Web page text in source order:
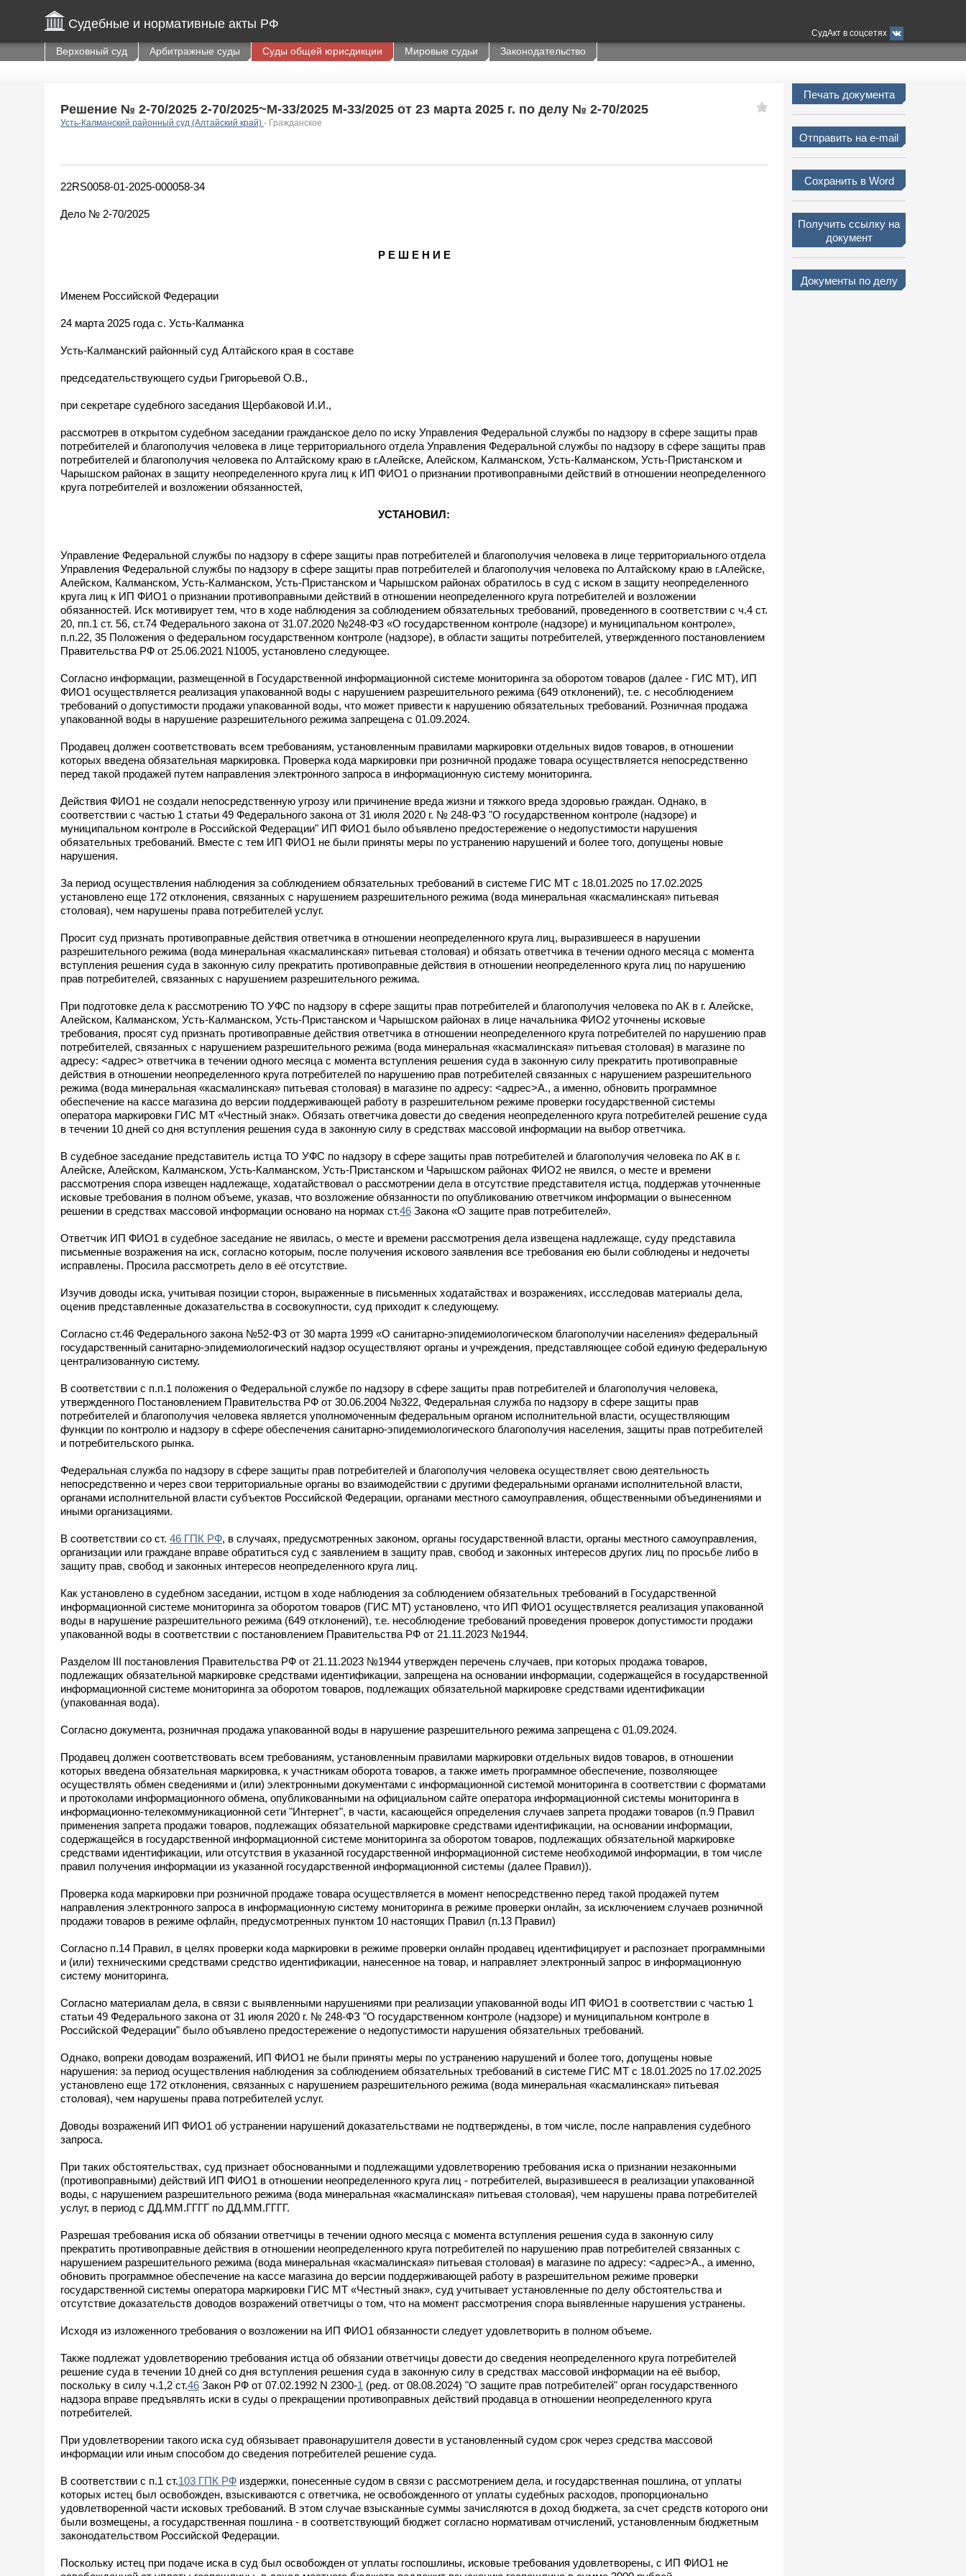
Судебные и нормативные акты РФ
СудАкт в соцсетях
Верховный суд Арбитражные суды Суды общей юрисдикции Мировые судьи Законодательство
Решение № 2-70/2025 2-70/2025~М-33/2025 М-33/2025 от 23 марта 2025 г. по делу № 2-70/2025
Усть-Калманский районный суд (Алтайский край) - Гражданское
22RS0058-01-2025-000058-34
Дело № 2-70/2025
Р Е Ш Е Н И Е
Именем Российской Федерации
24 марта 2025 года с. Усть-Калманка
Усть-Калманский районный суд Алтайского края в составе
председательствующего судьи Григорьевой О.В.,
при секретаре судебного заседания Щербаковой И.И.,
рассмотрев в открытом судебном заседании гражданское дело по иску Управления Федеральной службы по надзору в сфере защиты прав
потребителей и благополучия человека в лице территориального отдела Управления Федеральной службы по надзору в сфере защиты прав
потребителей и благополучия человека по Алтайскому краю в г.Алейске, Алейском, Калманском, Усть-Калманском, Усть-Пристанском и
Чарышском районах в защиту неопределенного круга лиц к ИП ФИО1 о признании противоправными действий в отношении неопределенного
круга потребителей и возложении обязанностей,
УСТАНОВИЛ:
Управление Федеральной службы по надзору в сфере защиты прав потребителей и благополучия человека в лице территориального отдела
Управления Федеральной службы по надзору в сфере защиты прав потребителей и благополучия человека по Алтайскому краю в г.Алейске,
Алейском, Калманском, Усть-Калманском, Усть-Пристанском и Чарышском районах обратилось в суд с иском в защиту неопределенного
круга лиц к ИП ФИО1 о признании противоправными действий в отношении неопределенного круга потребителей и возложении
обязанностей. Иск мотивирует тем, что в ходе наблюдения за соблюдением обязательных требований, проведенного в соответствии с ч.4 ст.
20, пп.1 ст. 56, ст.74 Федерального закона от 31.07.2020 №248-ФЗ «О государственном контроле (надзоре) и муниципальном контроле»,
п.п.22, 35 Положения о федеральном государственном контроле (надзоре), в области защиты потребителей, утвержденного постановлением
Правительства РФ от 25.06.2021 N1005, установлено следующее.
Согласно информации, размещенной в Государственной информационной системе мониторинга за оборотом товаров (далее - ГИС МТ), ИП
ФИО1 осуществляется реализация упакованной воды с нарушением разрешительного режима (649 отклонений), т.е. с несоблюдением
требований о допустимости продажи упакованной воды, что может привести к нарушению обязательных требований. Розничная продажа
упакованной воды в нарушение разрешительного режима запрещена с 01.09.2024.
Продавец должен соответствовать всем требованиям, установленным правилами маркировки отдельных видов товаров, в отношении
которых введена обязательная маркировка. Проверка кода маркировки при розничной продаже товара осуществляется непосредственно
перед такой продажей путем направления электронного запроса в информационную систему мониторинга.
Действия ФИО1 не создали непосредственную угрозу или причинение вреда жизни и тяжкого вреда здоровью граждан. Однако, в
соответствии с частью 1 статьи 49 Федерального закона от 31 июля 2020 г. № 248-ФЗ "О государственном контроле (надзоре) и
муниципальном контроле в Российской Федерации" ИП ФИО1 было объявлено предостережение о недопустимости нарушения
обязательных требований. Вместе с тем ИП ФИО1 не были приняты меры по устранению нарушений и более того, допущены новые
нарушения.
За период осуществления наблюдения за соблюдением обязательных требований в системе ГИС МТ с 18.01.2025 по 17.02.2025
установлено еще 172 отклонения, связанных с нарушением разрешительного режима (вода минеральная «касмалинская» питьевая
столовая), чем нарушены права потребителей услуг.
Просит суд признать противоправные действия ответчика в отношении неопределенного круга лиц, выразившееся в нарушении
разрешительного режима (вода минеральная «касмалинская» питьевая столовая) и обязать ответчика в течении одного месяца с момента
вступления решения суда в законную силу прекратить противоправные действия в отношении неопределенного круга лиц по нарушению
прав потребителей, связанных с нарушением разрешительного режима.
При подготовке дела к рассмотрению ТО УФС по надзору в сфере защиты прав потребителей и благополучия человека по АК в г. Алейске,
Алейском, Калманском, Усть-Калманском, Усть-Пристанском и Чарышском районах в лице начальника ФИО2 уточнены исковые
требования, просят суд признать противоправные действия ответчика в отношении неопределенного круга потребителей по нарушению прав
потребителей, связанных с нарушением разрешительного режима (вода минеральная «касмалинская» питьевая столовая) в магазине по
адресу: <адрес> ответчика в течении одного месяца с момента вступления решения суда в законную силу прекратить противоправные
действия в отношении неопределенного круга потребителей по нарушению прав потребителей связанных с нарушением разрешительного
режима (вода минеральная «касмалинская» питьевая столовая) в магазине по адресу: <адрес>А., а именно, обновить программное
обеспечение на кассе магазина до версии поддерживающей работу в разрешительном режиме проверки государственной системы
оператора маркировки ГИС МТ «Честный знак». Обязать ответчика довести до сведения неопределенного круга потребителей решение суда
в течении 10 дней со дня вступления решения суда в законную силу в средствах массовой информации на выбор ответчика.
В судебное заседание представитель истца ТО УФС по надзору в сфере защиты прав потребителей и благополучия человека по АК в г.
Алейске, Алейском, Калманском, Усть-Калманском, Усть-Пристанском и Чарышском районах ФИО2 не явился, о месте и времени
рассмотрения спора извещен надлежаще, ходатайствовал о рассмотрении дела в отсутствие представителя истца, поддержав уточненные
исковые требования в полном объеме, указав, что возложение обязанности по опубликованию ответчиком информации о вынесенном
решении в средствах массовой информации основано на нормах ст.46 Закона «О защите прав потребителей».
Ответчик ИП ФИО1 в судебное заседание не явилась, о месте и времени рассмотрения дела извещена надлежаще, суду представила
письменные возражения на иск, согласно которым, после получения искового заявления все требования ею были соблюдены и недочеты
исправлены. Просила рассмотреть дело в её отсутствие.
Изучив доводы иска, учитывая позиции сторон, выраженные в письменных ходатайствах и возражениях, иссследовав материалы дела,
оценив представленные доказательства в сосвокупности, суд приходит к следующему.
Согласно ст.46 Федерального закона №52-ФЗ от 30 марта 1999 «О санитарно-эпидемиологическом благополучии населения» федеральный
государственный санитарно-эпидемиологический надзор осуществляют органы и учреждения, представляющее собой единую федеральную
централизованную систему.
В соответствии с п.п.1 положения о Федеральной службе по надзору в сфере защиты прав потребителей и благополучия человека,
утвержденного Постановлением Правительства РФ от 30.06.2004 №322, Федеральная служба по надзору в сфере защиты прав
потребителей и благополучия человека является уполномоченным федеральным органом исполнительной власти, осуществляющим
функции по контролю и надзору в сфере обеспечения санитарно-эпидемиологического благополучия населения, защиты прав потребителей
и потребительского рынка.
Федеральная служба по надзору в сфере защиты прав потребителей и благополучия человека осуществляет свою деятельность
непосредственно и через свои территориальные органы во взаимодействии с другими федеральными органами исполнительной власти,
органами исполнительной власти субъектов Российской Федерации, органами местного самоуправления, общественными объединениями и
иными организациями.
В соответствии со ст. 46 ГПК РФ, в случаях, предусмотренных законом, органы государственной власти, органы местного самоуправления,
организации или граждане вправе обратиться суд с заявлением в защиту прав, свобод и законных интересов других лиц по просьбе либо в
защиту прав, свобод и законных интересов неопределенного круга лиц.
Как установлено в судебном заседании, истцом в ходе наблюдения за соблюдением обязательных требований в Государственной
информационной системе мониторинга за оборотом товаров (ГИС МТ) установлено, что ИП ФИО1 осуществляется реализация упакованной
воды в нарушение разрешительного режима (649 отклонений), т.е. несоблюдение требований проведения проверок допустимости продажи
упакованной воды в соответствии с постановлением Правительства РФ от 21.11.2023 №1944.
Разделом III постановления Правительства РФ от 21.11.2023 №1944 утвержден перечень случаев, при которых продажа товаров,
подлежащих обязательной маркировке средствами идентификации, запрещена на основании информации, содержащейся в государственной
информационной системе мониторинга за оборотом товаров, подлежащих обязательной маркировке средствами идентификации
(упакованная вода).
Согласно документа, розничная продажа упакованной воды в нарушение разрешительного режима запрещена с 01.09.2024.
Продавец должен соответствовать всем требованиям, установленным правилами маркировки отдельных видов товаров, в отношении
которых введена обязательная маркировка, к участникам оборота товаров, а также иметь программное обеспечение, позволяющее
осуществлять обмен сведениями и (или) электронными документами с информационной системой мониторинга в соответствии с форматами
и протоколами информационного обмена, опубликованными на официальном сайте оператора информационной системы мониторинга в
информационно-телекоммуникационной сети "Интернет", в части, касающейся определения случаев запрета продажи товаров (п.9 Правил
применения запрета продажи товаров, подлежащих обязательной маркировке средствами идентификации, на основании информации,
содержащейся в государственной информационной системе мониторинга за оборотом товаров, подлежащих обязательной маркировке
средствами идентификации, или отсутствия в указанной государственной информационной системе необходимой информации, в том числе
правил получения информации из указанной государственной информационной системы (далее Правил)).
Проверка кода маркировки при розничной продаже товара осуществляется в момент непосредственно перед такой продажей путем
направления электронного запроса в информационную систему мониторинга в режиме проверки онлайн, за исключением случаев розничной
продажи товаров в режиме офлайн, предусмотренных пунктом 10 настоящих Правил (п.13 Правил)
Согласно п.14 Правил, в целях проверки кода маркировки в режиме проверки онлайн продавец идентифицирует и распознает программными
и (или) техническими средствами средство идентификации, нанесенное на товар, и направляет электронный запрос в информационную
систему мониторинга.
Согласно материалам дела, в связи с выявленными нарушениями при реализации упакованной воды ИП ФИО1 в соответствии с частью 1
статьи 49 Федерального закона от 31 июля 2020 г. № 248-ФЗ "О государственном контроле (надзоре) и муниципальном контроле в
Российской Федерации" было объявлено предостережение о недопустимости нарушения обязательных требований.
Однако, вопреки доводам возражений, ИП ФИО1 не были приняты меры по устранению нарушений и более того, допущены новые
нарушения: за период осуществления наблюдения за соблюдением обязательных требований в системе ГИС МТ с 18.01.2025 по 17.02.2025
установлено еще 172 отклонения, связанных с нарушением разрешительного режима (вода минеральная «касмалинская» питьевая
столовая), чем нарушены права потребителей услуг.
Доводы возражений ИП ФИО1 об устранении нарушений доказательствами не подтверждены, в том числе, после направления судебного
запроса.
При таких обстоятельствах, суд признает обоснованными и подлежащими удовлетворению требования иска о признании незаконными
(противоправными) действий ИП ФИО1 в отношении неопределенного круга лиц - потребителей, выразившееся в реализации упакованной
воды, с нарушением разрешительного режима (вода минеральная «касмалинская» питьевая столовая), чем нарушены права потребителей
услуг, в период с ДД.ММ.ГГГГ по ДД.ММ.ГГГГ.
Разрешая требования иска об обязании ответчицы в течении одного месяца с момента вступления решения суда в законную силу
прекратить противоправные действия в отношении неопределенного круга потребителей по нарушению прав потребителей связанных с
нарушением разрешительного режима (вода минеральная «касмалинская» питьевая столовая) в магазине по адресу: <адрес>А., а именно,
обновить программное обеспечение на кассе магазина до версии поддерживающей работу в разрешительном режиме проверки
государственной системы оператора маркировки ГИС МТ «Честный знак», суд учитывает установленные по делу обстоятельства и
отсутствие доказательств доводов возражений ответчицы о том, что на момент рассмотрения спора выявленные нарушения устранены.
Исходя из изложенного требования о возложении на ИП ФИО1 обязанности следует удовлетворить в полном объеме.
Также подлежат удовлетворению требования истца об обязании ответчицы довести до сведения неопределенного круга потребителей
решение суда в течении 10 дней со дня вступления решения суда в законную силу в средствах массовой информации на её выбор,
поскольку в силу ч.1,2 ст.46 Закон РФ от 07.02.1992 N 2300-1 (ред. от 08.08.2024) "О защите прав потребителей" орган государственного
надзора вправе предъявлять иски в суды о прекращении противоправных действий продавца в отношении неопределенного круга
потребителей.
При удовлетворении такого иска суд обязывает правонарушителя довести в установленный судом срок через средства массовой
информации или иным способом до сведения потребителей решение суда.
В соответствии с п.1 ст.103 ГПК РФ издержки, понесенные судом в связи с рассмотрением дела, и государственная пошлина, от уплаты
которых истец был освобожден, взыскиваются с ответчика, не освобожденного от уплаты судебных расходов, пропорционально
удовлетворенной части исковых требований. В этом случае взысканные суммы зачисляются в доход бюджета, за счет средств которого они
были возмещены, а государственная пошлина - в соответствующий бюджет согласно нормативам отчислений, установленным бюджетным
законодательством Российской Федерации.
Поскольку истец при подаче иска в суд был освобожден от уплаты госпошлины, исковые требования удовлетворены, с ИП ФИО1 не
Печать документа
Отправить на e-mail
Сохранить в Word
Получить ссылку на
документ
Документы по делу